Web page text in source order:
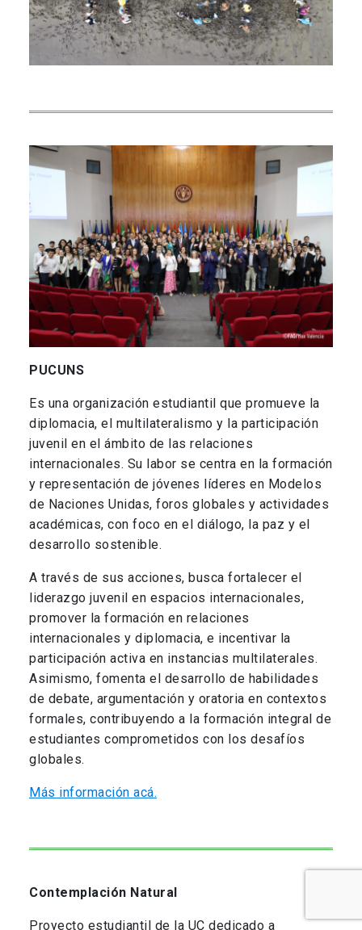
PUCUNS
Es una organización estudiantil que promueve la
diplomacia, el multilateralismo y la participación
juvenil en el ámbito de las relaciones
internacionales. Su labor se centra en la formación
y representación de jóvenes líderes en Modelos
de Naciones Unidas, foros globales y actividades
académicas, con foco en el diálogo, la paz y el
desarrollo sostenible.
A través de sus acciones, busca fortalecer el
liderazgo juvenil en espacios internacionales,
promover la formación en relaciones
internacionales y diplomacia, e incentivar la
participación activa en instancias multilaterales.
Asimismo, fomenta el desarrollo de habilidades
de debate, argumentación y oratoria en contextos
formales, contribuyendo a la formación integral de
estudiantes comprometidos con los desafíos
globales.
Más información acá.
Contemplación Natural
Proyecto estudiantil de la UC dedicado a